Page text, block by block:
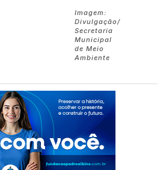
Imagem:
Divulgação/
Secretaria
Municipal
de Meio
Ambiente